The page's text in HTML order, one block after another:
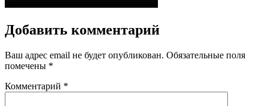
Добавить комментарий
Ваш адрес email не будет опубликован. Обязательные поля
помечены *
Комментарий *